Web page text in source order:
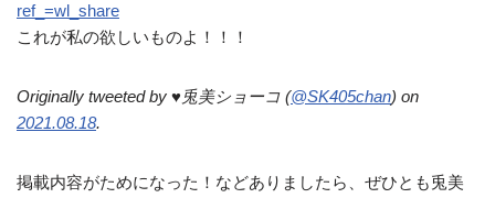
ref_=wl_share
これが私の欲しいものよ！！！
Originally tweeted by ♥兎美ショーコ (@SK405chan) on
2021.08.18.
掲載内容がためになった！などありましたら、ぜひとも兎美